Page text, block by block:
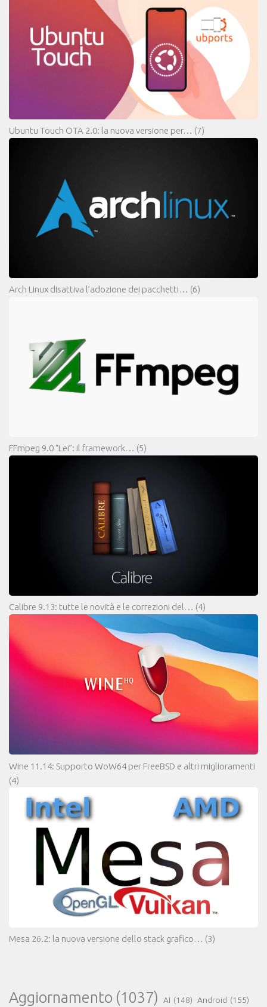
Ubuntu Touch OTA 2.0: la nuova versione per… (7)
Arch Linux disattiva l’adozione dei pacchetti… (6)
FFmpeg 9.0 “Lei”: il framework… (5)
Calibre 9.13: tutte le novità e le correzioni del… (4)
Wine 11.14: Supporto WoW64 per FreeBSD e altri miglioramenti
(4)
Mesa 26.2: la nuova versione dello stack grafico… (3)
Aggiornamento (1037) AI (148) Android (155)